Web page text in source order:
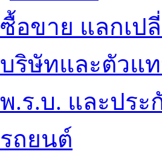
ซื้อขาย แลกเป
บริษัทและตัวแ
พ.ร.บ. และปร
รถยนต์